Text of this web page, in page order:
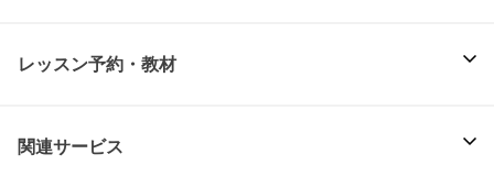
レッスン予約・教材
関連サービス